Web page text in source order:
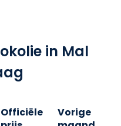
in Mal
Officiële
Vorige